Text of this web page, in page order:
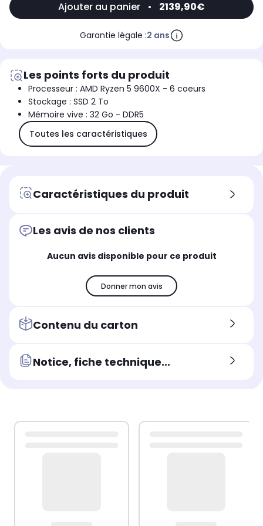
Ajouter au panier • 2139,90€
Garantie légale :2 ans
Les points forts du produit
Processeur : AMD Ryzen 5 9600X - 6 coeurs
Stockage : SSD 2 To
Mémoire vive : 32 Go - DDR5
Toutes les caractéristiques
Caractéristiques du produit
Les avis de nos clients
Aucun avis disponible pour ce produit
Donner mon avis
Contenu du carton
Notice, fiche technique...